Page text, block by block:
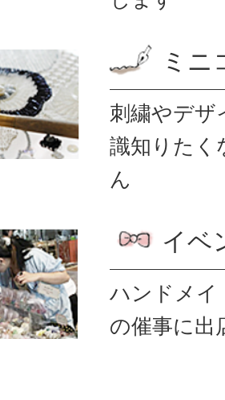
ミニ
刺繍やデザ
識知りたく
ん
イベ
ハンドメイ
の催事に出